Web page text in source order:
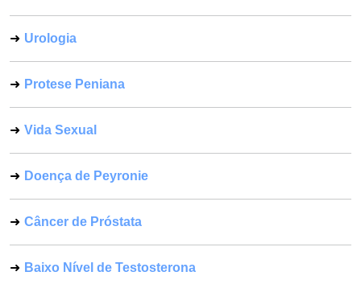
Urologia
Protese Peniana
Vida Sexual
Doença de Peyronie
Câncer de Próstata
Baixo Nível de Testosterona